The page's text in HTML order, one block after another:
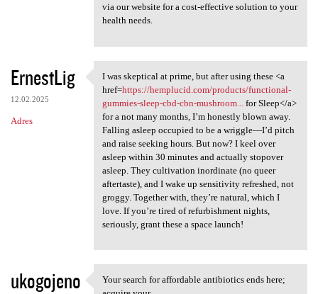
via our website for a cost-effective solution to your
health needs.
ErnestLig
12.02.2025
Adres
I was skeptical at prime, but
I was skeptical at prime, but after using these <a
href=https://hemplucid.com/products/functional-
gummies-sleep-cbd-cbn-mushroom...
for Sleep</a>
for a not many months, I’m honestly blown away.
Falling asleep occupied to be a wriggle—I’d pitch
and raise seeking hours. But now? I keel over
asleep within 30 minutes and actually stopover
asleep. They cultivation inordinate (no queer
aftertaste), and I wake up sensitivity refreshed, not
groggy. Together with, they’re natural, which I
love. If you’re tired of refurbishment nights,
seriously, grant these a space launch!
ukogojeno
Your search for affordable antibiotics ends here;